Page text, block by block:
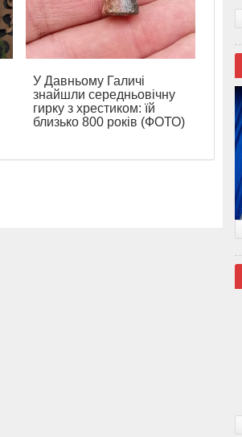
У Давньому Галичі
знайшли середньовічну
гирку з хрестиком: їй
близько 800 років (ФОТО)